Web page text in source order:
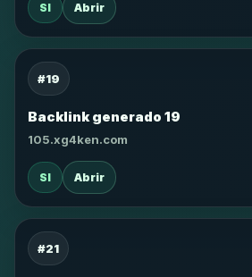
SI Abrir
#19
Backlink generado 19
105.xg4ken.com
SI Abrir
#21